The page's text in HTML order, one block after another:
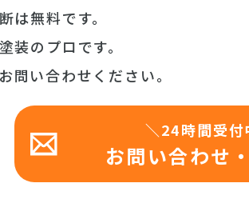
は無料です。
装のプロです。
問い合わせください。
＼24時間受付
お問い合わせ